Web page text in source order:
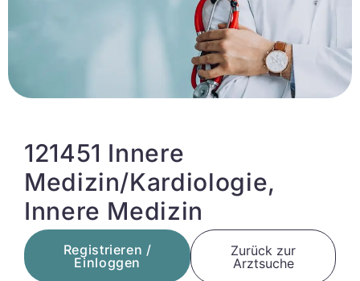
121451 Innere
Medizin/Kardiologie,
Innere Medizin
Registrieren /
Einloggen
Zurück zur
Arztsuche